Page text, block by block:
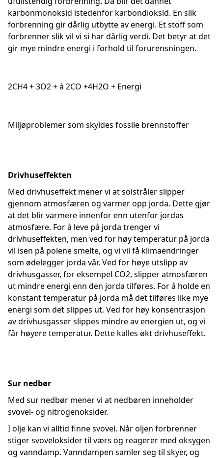
karbonmonoksid istedenfor karbondioksid. En slik
forbrenning gir dårlig utbytte av energi. Et stoff som
forbrenner slik vil vi si har dårlig verdi. Det betyr at det
gir mye mindre energi i forhold til forurensningen.
2CH4 + 3O2 + à 2CO +4H2O + Energi
Miljøproblemer som skyldes fossile brennstoffer
Drivhuseffekten
Med drivhuseffekt mener vi at solstråler slipper
gjennom atmosfæren og varmer opp jorda. Dette gjør
at det blir varmere innenfor enn utenfor jordas
atmosfære. For å leve på jorda trenger vi
drivhuseffekten, men ved for høy temperatur på jorda
vil isen på polene smelte, og vi vil få klimaendringer
som ødelegger jorda vår. Ved for høye utslipp av
drivhusgasser, for eksempel CO2, slipper atmosfæren
ut mindre energi enn den jorda tilføres. For å holde en
konstant temperatur på jorda må det tilføres like mye
energi som det slippes ut. Ved for høy konsentrasjon
av drivhusgasser slippes mindre av energien ut, og vi
får høyere temperatur. Dette kalles økt drivhuseffekt.
Sur nedbør
Med sur nedbør mener vi at nedbøren inneholder
svovel- og nitrogenoksider.
I olje kan vi alltid finne svovel. Når oljen forbrenner
stiger svoveloksider til værs og reagerer med oksygen
og vanndamp. Vanndampen samler seg til skyer, og